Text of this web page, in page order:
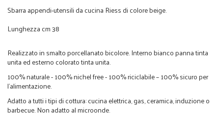
Sbarra appendi-utensili da cucina Riess di colore beige.
Lunghezza cm 38
Realizzato in smalto porcellanato bicolore. Interno bianco panna tinta
unita ed esterno colorato tinta unita.
100% naturale - 100% nichel free - 100% riciclabile – 100% sicuro per
l’alimentazione.
Adatto a tutti i tipi di cottura: cucina elettrica, gas, ceramica, induzione o
barbecue. Non adatto al microonde.